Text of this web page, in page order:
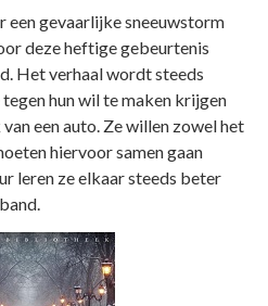
een gevaarlijke sneeuwstorm
deze heftige gebeurtenis
Het verhaal wordt steeds
hun wil te maken krijgen
een auto. Ze willen zowel het
hiervoor samen gaan
leren ze elkaar steeds beter